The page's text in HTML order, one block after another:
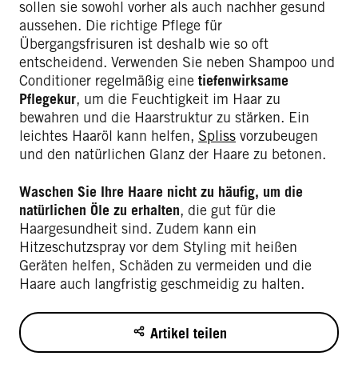
sollen sie sowohl vorher als auch nachher gesund
aussehen. Die richtige Pflege für
Übergangsfrisuren ist deshalb wie so oft
entscheidend. Verwenden Sie neben Shampoo und
Conditioner regelmäßig eine tiefenwirksame
Pflegekur, um die Feuchtigkeit im Haar zu
bewahren und die Haarstruktur zu stärken. Ein
leichtes Haaröl kann helfen, Spliss vorzubeugen
und den natürlichen Glanz der Haare zu betonen.
Waschen Sie Ihre Haare nicht zu häufig, um die
natürlichen Öle zu erhalten, die gut für die
Haargesundheit sind. Zudem kann ein
Hitzeschutzspray vor dem Styling mit heißen
Geräten helfen, Schäden zu vermeiden und die
Haare auch langfristig geschmeidig zu halten.
Artikel teilen